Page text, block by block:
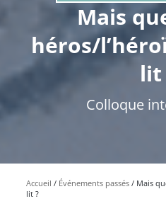
Mais
héros/
lit
Colloque
Accueil Événements passés
Mais
lit ?